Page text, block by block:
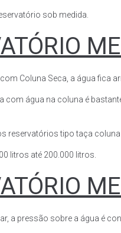
sob medida.
Coluna Seca, a água fica
com água na coluna é
reservatórios tipo taça coluna
litros até 200.000 litros.
a pressão sobre a água é